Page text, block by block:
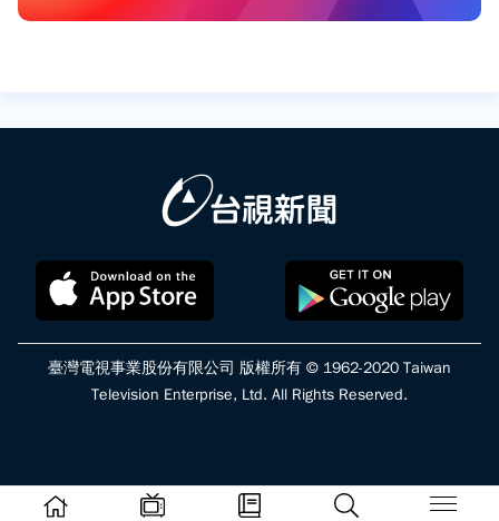
臺灣電視事業股份有限公司 版權所有 © 1962-2020 Taiwan
Television Enterprise, Ltd. All Rights Reserved.